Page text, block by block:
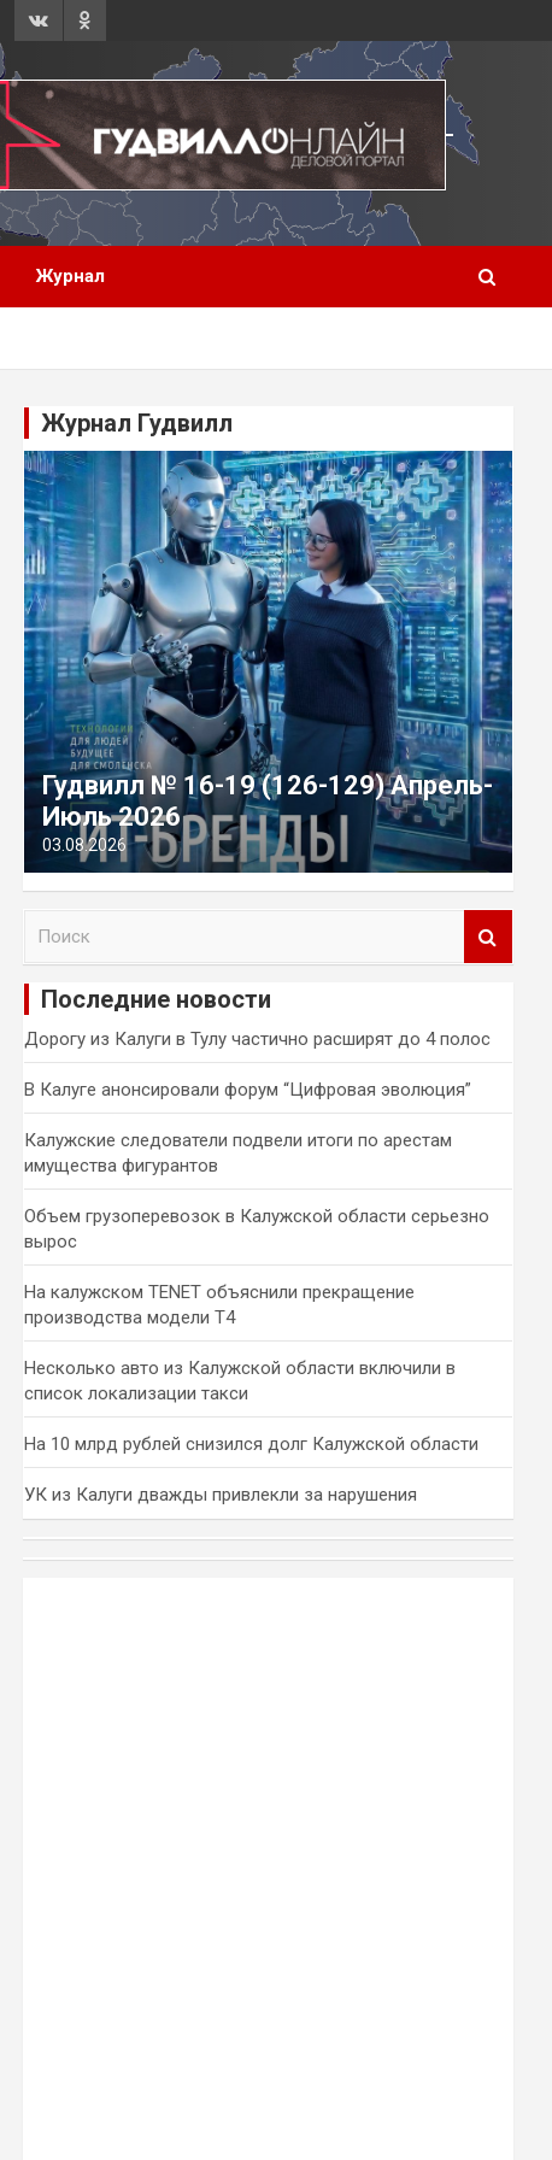
Журнал
Журнал Гудвилл
Гудвилл № 16-19 (126-129) Апрель-
Июль 2026
03.08.2026
и
Последние новости
Дорогу из Калуги в Тулу частично расширят до 4 полос
В Калуге анонсировали форум “Цифровая эволюция”
Калужские следователи подвели итоги по арестам
имущества фигурантов
Объем грузоперевозок в Калужской области серьезно
вырос
На калужском TENET объяснили прекращение
производства модели T4
Несколько авто из Калужской области включили в
список локализации такси
На 10 млрд рублей снизился долг Калужской области
УК из Калуги дважды привлекли за нарушения